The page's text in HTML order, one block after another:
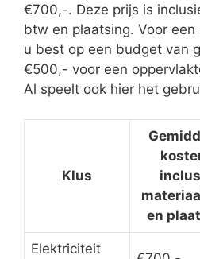
€700,-. Deze prijs is
btw en plaatsing. Voor
u best op een budget van
€500,- voor een
Al speelt ook hier het
Klus
en
Elektriciteit